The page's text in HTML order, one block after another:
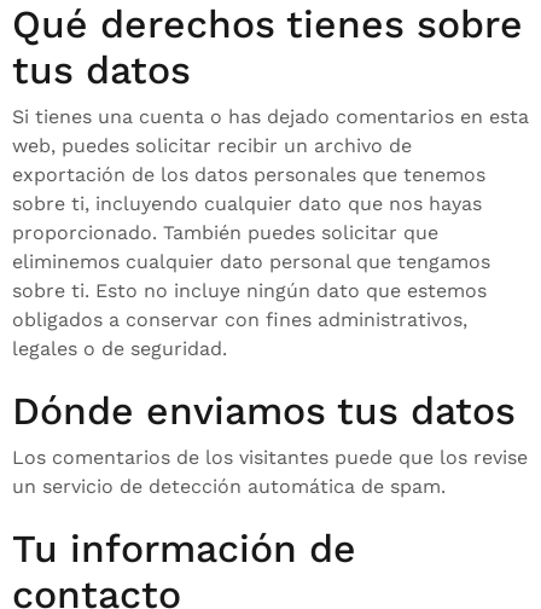
Qué derechos tienes sobre
tus datos
Si tienes una cuenta o has dejado comentarios en esta
web, puedes solicitar recibir un archivo de
exportación de los datos personales que tenemos
sobre ti, incluyendo cualquier dato que nos hayas
proporcionado. También puedes solicitar que
eliminemos cualquier dato personal que tengamos
sobre ti. Esto no incluye ningún dato que estemos
obligados a conservar con fines administrativos,
legales o de seguridad.
Dónde enviamos tus datos
Los comentarios de los visitantes puede que los revise
un servicio de detección automática de spam.
Tu información de
contacto